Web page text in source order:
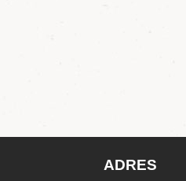
ADRES